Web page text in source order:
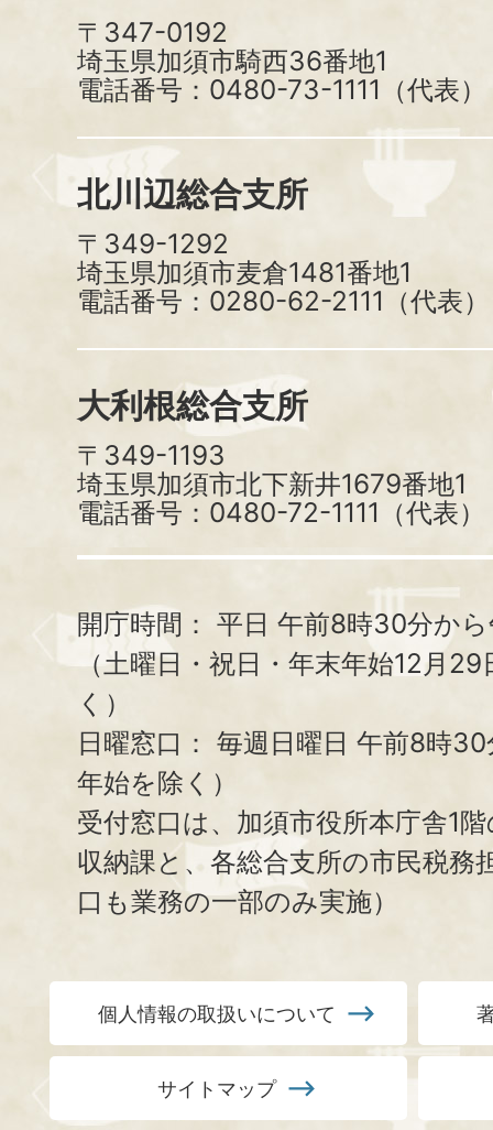
〒347-0192
埼玉県加須市騎西36番地1
電話番号：0480-73-1111（代表）
北川辺総合支所
〒349-1292
埼玉県加須市麦倉1481番地1
電話番号：0280-62-2111（代表）
大利根総合支所
〒349-1193
埼玉県加須市北下新井1679番地1
電話番号：0480-72-1111（代表）
開庁時間： 平日 午前8時30分か
（土曜日・祝日・年末年始12月
く）
日曜窓口： 毎週日曜日 午前8時
年始を除く）
受付窓口は、加須市役所本庁舎1
収納課と、 各総合支所の市民税務
口も業務の一部のみ実施）
個人情報の取扱いについて
サイトマップ